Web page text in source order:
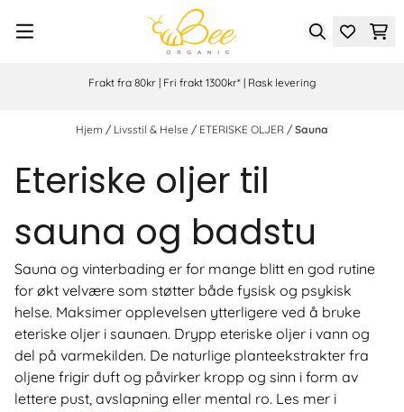
Frakt fra 80kr | Fri frakt 1300kr* | Rask levering
Hjem / Livsstil & Helse / ETERISKE OLJER / Sauna
Eteriske oljer til
sauna og badstu
Sauna og vinterbading er for mange blitt en god rutine
for økt velvære som støtter både fysisk og psykisk
helse. Maksimer opplevelsen ytterligere ved å bruke
eteriske oljer i saunaen. Drypp eteriske oljer i vann og
del på varmekilden. De naturlige planteekstrakter fra
oljene frigir duft og påvirker kropp og sinn i form av
lettere pust, avslapning eller mental ro. Les mer i